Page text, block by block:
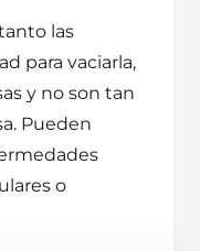
las
para vaciarla,
y no son tan
Pueden
o